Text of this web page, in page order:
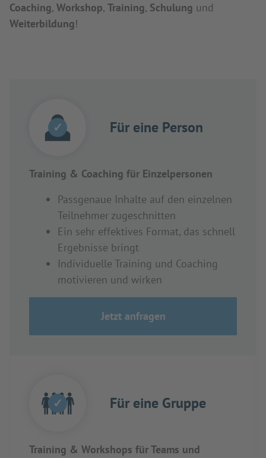
Coaching, Workshop, Training, Schulung und
Weiterbildung!
✓ Für eine Person
Training & Coaching für Einzelpersonen
Passgenaue Inhalte auf den einzelnen
Teilnehmer zugeschnitten
Ein sehr effektives Format, das schnell
Ergebnisse bringt
Individuelle Training und Coaching
motivieren und wirken
Jetzt anfragen
✓ Für eine Gruppe
Training & Workshops für Teams und